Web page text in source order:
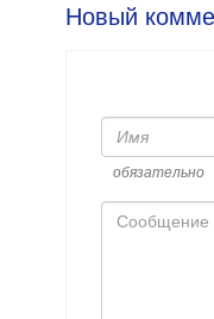
Новый
Имя
обязательно
Сообщение